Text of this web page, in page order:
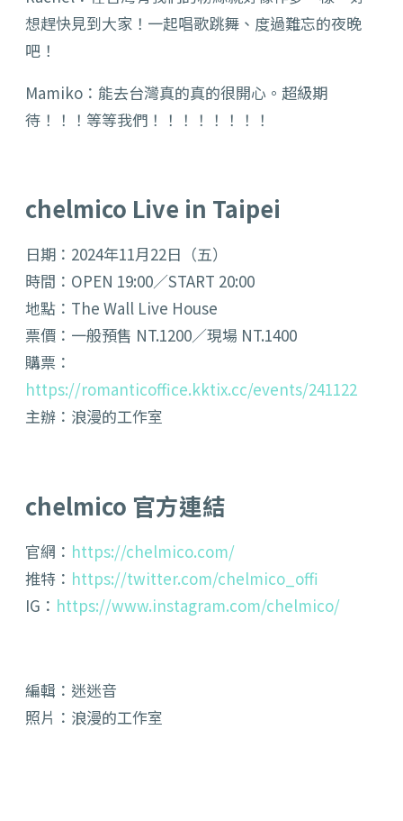
想趕快見到大家！一起唱歌跳舞、度過難忘的夜晚
吧！
Mamiko：能去台灣真的真的很開心。超級期
待！！！等等我們！！！！！！！！
chelmico Live in Taipei
日期：2024年11月22日（五）
時間：OPEN 19:00／START 20:00
地點：The Wall Live House
票價：一般預售 NT.1200／現場 NT.1400
購票：
https://romanticoffice.kktix.cc/events/241122
主辦：浪漫的工作室
chelmico 官方連結
官網： https://chelmico.com/
推特： https://twitter.com/chelmico_offi
IG： https://www.instagram.com/chelmico/
編輯：迷迷音
照片：浪漫的工作室